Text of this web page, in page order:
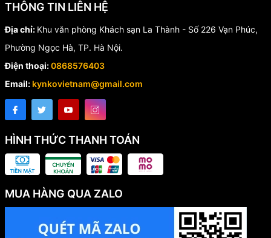
THÔNG TIN LIÊN HỆ
Địa chỉ: Khu văn phòng Khách sạn La Thành - Số 226 Vạn Phúc,
Phường Ngọc Hà, TP. Hà Nội.
Điện thoại:0868576403
Email: kynkovietnam@gmail.com
HÌNH THỨC THANH TOÁN
MUA HÀNG QUA ZALO